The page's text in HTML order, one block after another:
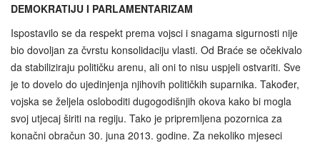
DEMOKRATIJU I PARLAMENTARIZAM
Ispostavilo se da respekt prema vojsci i snagama sigurnosti nije
bio dovoljan za čvrstu konsolidaciju vlasti. Od Braće se očekivalo
da stabiliziraju političku arenu, ali oni to nisu uspjeli ostvariti. Sve
je to dovelo do ujedinjenja njihovih političkih suparnika. Također,
vojska se željela osloboditi dugogodišnjih okova kako bi mogla
svoj utjecaj širiti na regiju. Tako je pripremljena pozornica za
konačni obračun 30. juna 2013. godine. Za nekoliko mjeseci